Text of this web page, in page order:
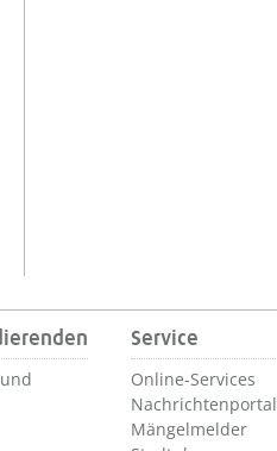
Service
Online-Services
Nachrichtenportal
Mängelmelder